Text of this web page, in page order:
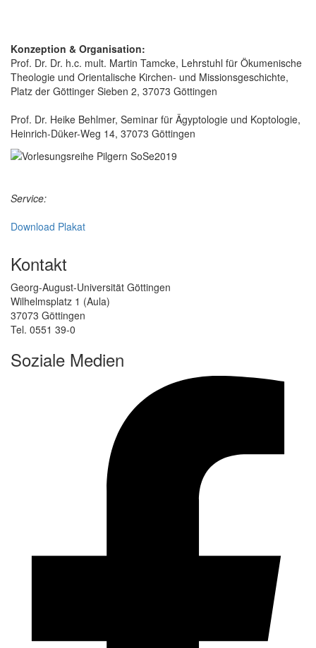
Konzeption & Organisation:
Prof. Dr. Dr. h.c. mult. Martin Tamcke, Lehrstuhl für Ökumenische
Theologie und Orientalische Kirchen- und Missionsgeschichte,
Platz der Göttinger Sieben 2, 37073 Göttingen
Prof. Dr. Heike Behlmer, Seminar für Ägyptologie und Koptologie,
Heinrich-Düker-Weg 14, 37073 Göttingen
Service:
Download Plakat
Kontakt
Georg-August-Universität Göttingen
Wilhelmsplatz 1 (Aula)
37073 Göttingen
Tel. 0551 39-0
Soziale Medien